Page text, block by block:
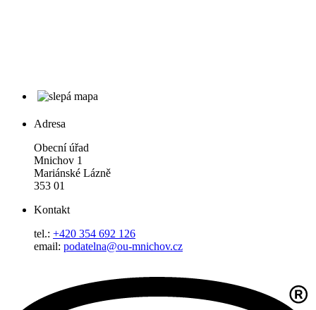
Adresa
Obecní úřad
Mnichov 1
Mariánské Lázně
353 01
Kontakt
tel.: +420 354 692 126
email: podatelna@ou-mnichov.cz